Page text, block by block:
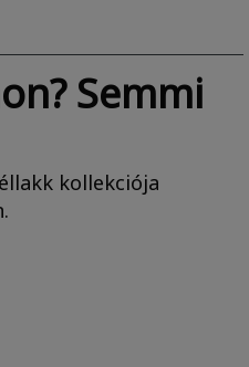
Semmi
kollekciója